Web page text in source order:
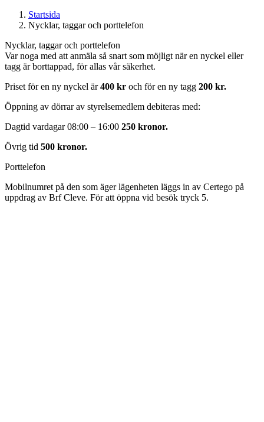
Startsida
Nycklar, taggar och porttelefon
Nycklar, taggar och porttelefon
Var noga med att anmäla så snart som möjligt när en nyckel eller
tagg är borttappad, för allas vår säkerhet.
Priset för en ny nyckel är400 kr och för en ny tagg 200 kr.
Öppning av dörrar av styrelsemedlem debiteras med:
Dagtid vardagar 08:00 – 16:00 250 kronor.
Övrig tid 500 kronor.
Porttelefon
Mobilnumret på den som äger lägenheten läggs in av Certego på
uppdrag av Brf Cleve. För att öppna vid besök tryck 5.